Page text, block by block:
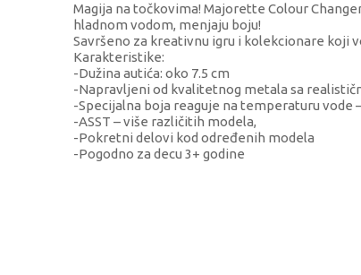
Magija na točkovima! Majorette Colour
hladnom vodom, menjaju boju!
Savršeno za kreativnu igru i kolekcionare koji
Karakteristike:
-Dužina autića: oko 7.5 cm
-Napravljeni od kvalitetnog metala sa
-Specijalna boja reaguje na temperaturu vode
-ASST – više različitih modela,
-Pokretni delovi kod određenih modela
-Pogodno za decu 3+ godine